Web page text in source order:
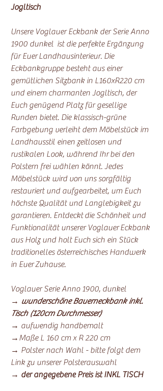
Jogltisch
Unsere Voglauer Eckbank der Serie Anno
1900 dunkel ist die perfekte Ergänzung
für Euer Landhausinterieur. Die
Eckbankgruppe besteht aus einer
gemütlichen Sitzbank in L160xR220 cm
und einem charmanten Jogltisch, der
Euch genügend Platz für gesellige
Runden bietet. Die klassisch-grüne
Farbgebung verleiht dem Möbelstück im
Landhausstil einen zeitlosen und
rustikalen Look, während Ihr bei den
Polstern frei wählen könnt. Jedes
Möbelstück wird von uns sorgfältig
restauriert und aufgearbeitet, um Euch
höchste Qualität und Langlebigkeit zu
garantieren. Entdeckt die Schönheit und
Funktionalität unserer Voglauer Eckbank
aus Holz und holt Euch sich ein Stück
traditionelles österreichisches Handwerk
in Euer Zuhause.
Voglauer Serie Anno 1900, dunkel
→ wunderschöne Bauerneckbank inkl.
Tisch (120cm Durchmesser)
→ aufwendig handbemalt
→Maße L 160 cm x R 220 cm
→ Polster nach Wahl - bitte folgt dem
Link zu unserer Polsterauswahl
→ der angegebene Preis ist INKL TISCH